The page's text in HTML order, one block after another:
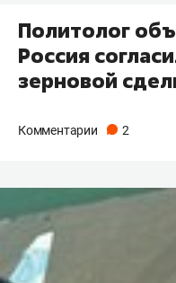
Политолог
Россия
зерновой
Комментарии 2